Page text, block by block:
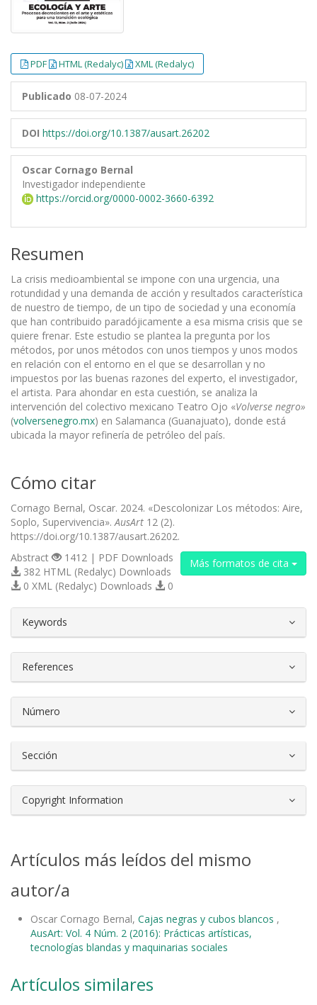
PDF HTML (Redalyc) XML (Redalyc)
Publicado 08-07-2024
DOI https://doi.org/10.1387/ausart.26202
Oscar Cornago Bernal
Investigador independiente
https://orcid.org/0000-0002-3660-6392
Resumen
La crisis medioambiental se impone con una urgencia, una
rotundidad y una demanda de acción y resultados característica
de nuestro de tiempo, de un tipo de sociedad y una economía
que han contribuido paradójicamente a esa misma crisis que se
quiere frenar. Este estudio se plantea la pregunta por los
métodos, por unos métodos con unos tiempos y unos modos
en relación con el entorno en el que se desarrollan y no
impuestos por las buenas razones del experto, el investigador,
el artista. Para ahondar en esta cuestión, se analiza la
intervención del colectivo mexicano Teatro Ojo «Volverse negro»
(volversenegro.mx) en Salamanca (Guanajuato), donde está
ubicada la mayor refinería de petróleo del país.
Cómo citar
Cornago Bernal, Oscar. 2024. «Descolonizar Los métodos: Aire,
Soplo, Supervivencia».AusArt 12 (2).
https://doi.org/10.1387/ausart.26202.
Más formatos de cita
Abstract
1412 | PDF Downloads
382 HTML (Redalyc) Downloads
0 XML (Redalyc) Downloads
0
Keywords
References
Número
Sección
Copyright Information
Artículos más leídos del mismo
autor/a
Oscar Cornago Bernal, Cajas negras y cubos blancos ,
AusArt: Vol. 4 Núm. 2 (2016): Prácticas artísticas,
tecnologías blandas y maquinarias sociales
Artículos similares